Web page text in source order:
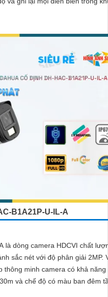
B1A21P-U-IL-A
là dòng camera HDCVI chất
sắc nét với độ phân giải 2MP.
thông minh camera có khả năng
và chế độ có màu ban đêm